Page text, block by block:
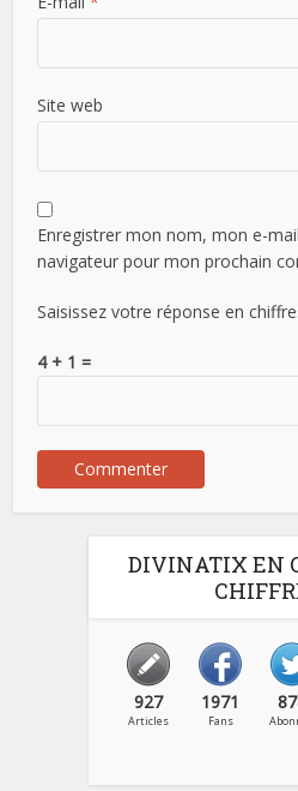
Site web
Enregistrer mon nom, mon e-
navigateur pour mon prochain
Saisissez votre réponse en
4 + 1 =
DIVINATIX EN
927
Articles
1971
Fans